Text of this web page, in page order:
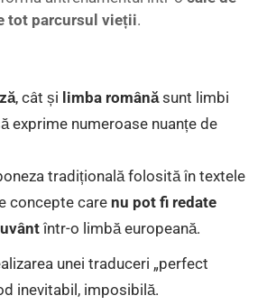
tot parcursul vieții.
, cât și limba românăsunt limbi
exprime numeroase nuanțe de
tradițională folosită în textele
concepte carenu pot fi redate
într-o limbă europeană.
unei traduceri „perfect
inevitabil, imposibilă.